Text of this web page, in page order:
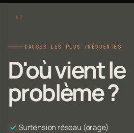
CAUSES LES PLUS FRÉQUENTES
D'où vient le
problème ?
Surtension réseau (orage)